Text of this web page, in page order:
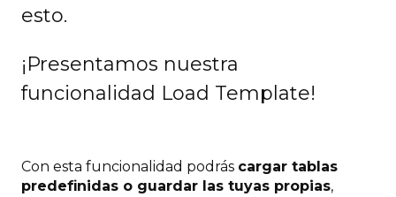
esto.
¡Presentamos nuestra
funcionalidad Load Template!
Con esta funcionalidad podrás cargar tablas
predefinidas o guardar las tuyas propias,